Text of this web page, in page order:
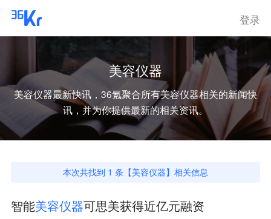
登录
美容仪器
美容仪器最新快讯，36氪聚合所有美容仪器相关的新闻快
讯，并为你提供最新的相关资讯。
本次共找到 1 条【美容仪器】相关信息
智能美容仪器可思美获得近亿元融资